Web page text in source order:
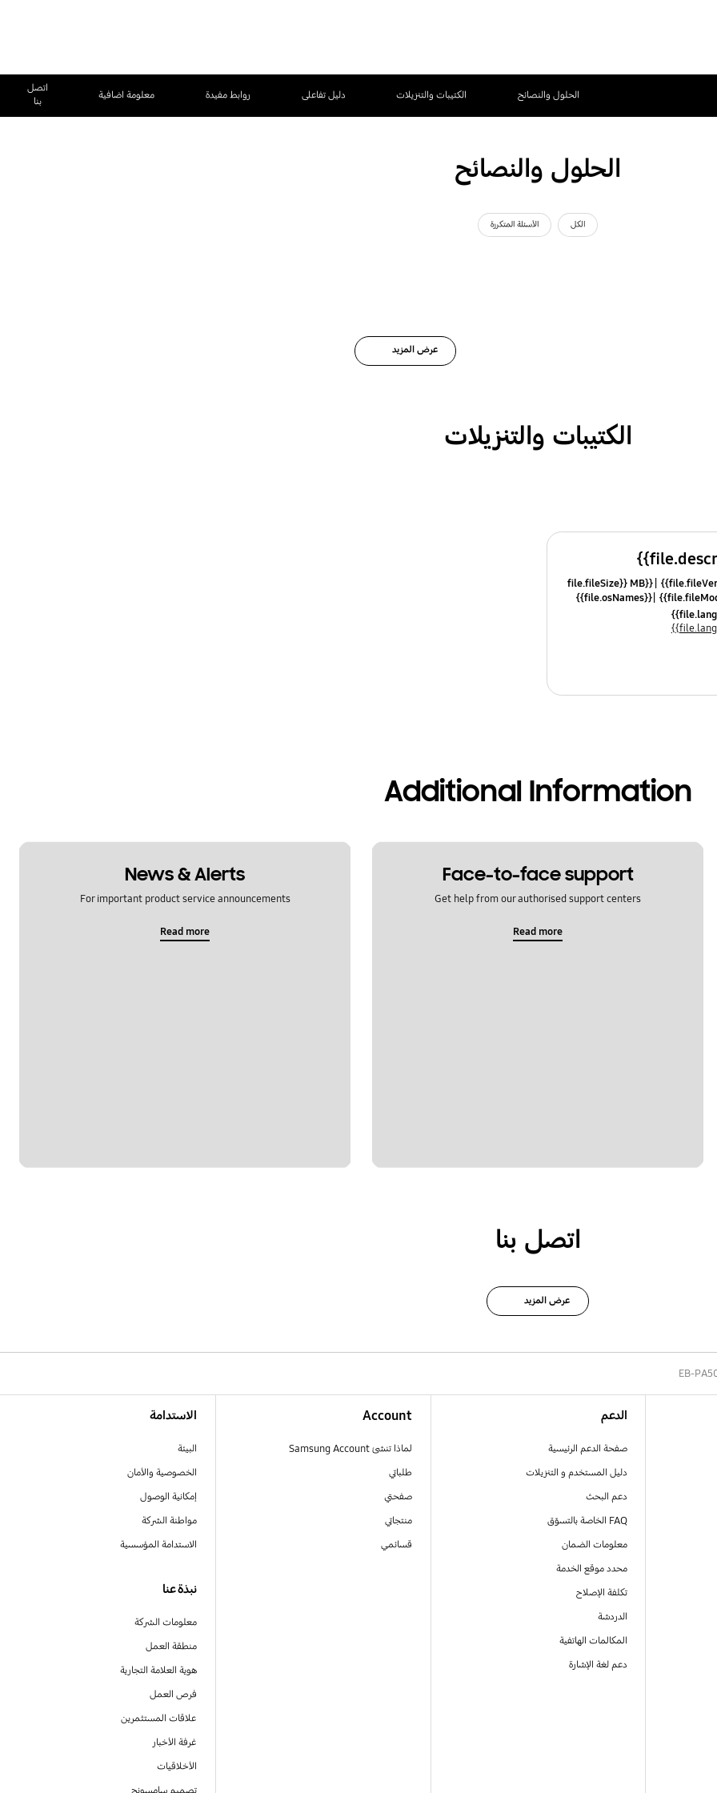
الحلول والنصائح الكتيبات والتنزيلات دليل تفاعلى روابط مفيدة معلومة اضافية
اتصل
بنا
الحلول والنصائح
الكل الأسئلة المتكررة
عرض المزيد
الكتيبات والتنزيلات
{{file.fileSize}} MB
{{file.osNames}}
Additional Information
Face-to-face support
Get help from our authorised support centers
Read more
News & Alerts
For important product service announcements
Read more
اتصل بنا
عرض المزيد
EB-
الدعم
صفحة الدعم الرئيسية
دليل المستخدم و التنزيلات
دعم البحث
FAQ الخاصة بالتسوّق
معلومات الضمان
محدد موقع الخدمة
تكلفة الإصلاح
الدردشة
المكالمات الهاتفية
دعم لغة الإشارة
Account
لماذا تنشئ Samsung Account
طلباتي
صفحتي
منتجاتي
قسائمي
الاستدامة
البيئة
الخصوصية والأمان
إمكانية الوصول
مواطنة الشركة
الاستدامة المؤسسية
نبذة عنا
معلومات الشركة
منطقة العمل
هوية العلامة التجارية
فرص العمل
علاقات المستثمرين
غرفة الأخبار
الأخلاقيات